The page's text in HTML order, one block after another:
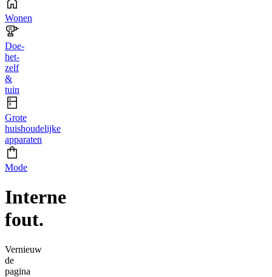
Wonen
Doe-
het-
zelf
&
tuin
Grote
huishoudelijke
apparaten
Mode
Interne
fout.
Vernieuw
de
pagina